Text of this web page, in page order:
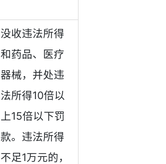
没收违法所得
和药品、医疗
器械，并处违
法所得10倍以
上15倍以下罚
款。违法所得
不足1万元的，